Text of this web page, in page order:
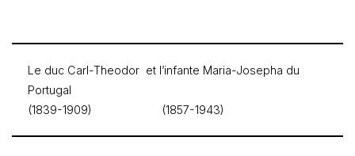
Le duc Carl-Theodor et l’infante Maria-Josepha du
Portugal
(1839-1909) (1857-1943)